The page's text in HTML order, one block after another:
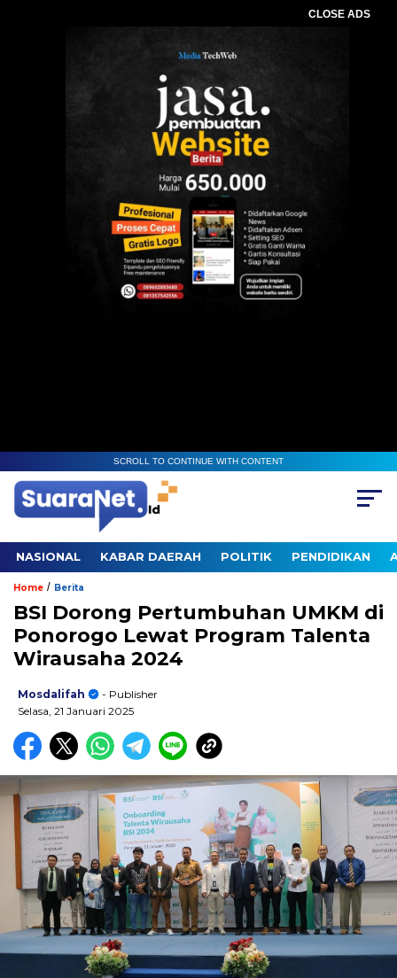
CLOSE ADS
SCROLL TO CONTINUE WITH CONTENT
NASIONAL KABAR DAERAH POLITIK PENDIDIKAN
Home / Berita
BSI Dorong Pertumbuhan UMKM di
Ponorogo Lewat Program Talenta
Wirausaha 2024
Mosdalifah
- Publisher
Selasa, 21 Januari 2025